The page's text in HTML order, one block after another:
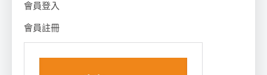
會員登入
會員註冊